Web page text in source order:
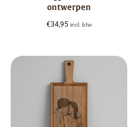
ontwerpen
€34,95 incl. btw